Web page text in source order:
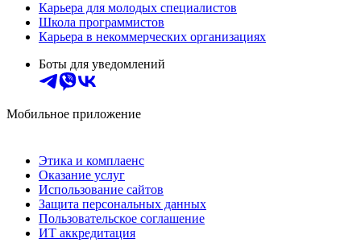
Карьера для молодых специалистов
Школа программистов
Карьера в некоммерческих организациях
Боты для уведомлений
Мобильное приложение
Этика и комплаенс
Оказание услуг
Использование сайтов
Защита персональных данных
Пользовательское соглашение
ИТ аккредитация